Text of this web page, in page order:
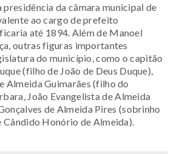
presidência da câmara municipal de
ao cargo de prefeito
até 1894. Além de Manoel
outras figuras importantes
do município, como o capitão
(filho de João de Deus Duque),
Almeida Guimarães (filho do
João Evangelista de Almeida
de Almeida Pires (sobrinho
Cândido Honório de Almeida).